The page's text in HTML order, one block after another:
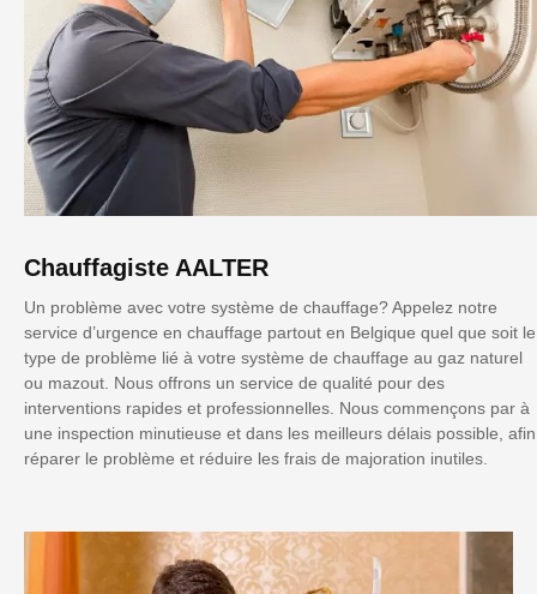
Chauffagiste AALTER
Un problème avec votre système de chauffage? Appelez notre
service d’urgence en chauffage partout en Belgique quel que soit le
type de problème lié à votre système de chauffage au gaz naturel
ou mazout. Nous offrons un service de qualité pour des
interventions rapides et professionnelles. Nous commençons par à
une inspection minutieuse et dans les meilleurs délais possible, afin
réparer le problème et réduire les frais de majoration inutiles.